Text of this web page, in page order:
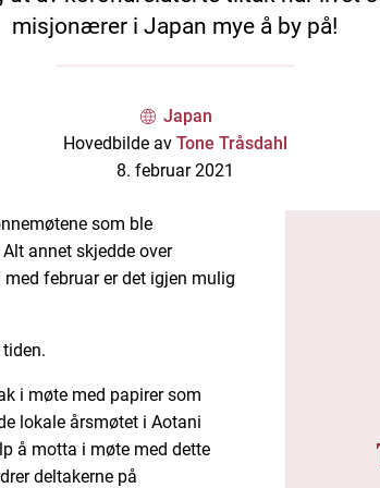
misjonærer i Japan mye å by på!
Japan
Hovedbilde av Tone Tråsdahl
8. februar 2021
som ble
annet skjedde over
februar er det igjen mulig
i møte med papirer som
lokale årsmøtet i Aotani
å motta i møte med dette
deltakerne på